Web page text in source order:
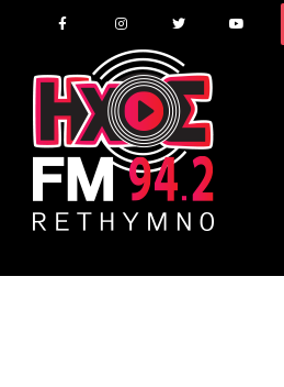
content